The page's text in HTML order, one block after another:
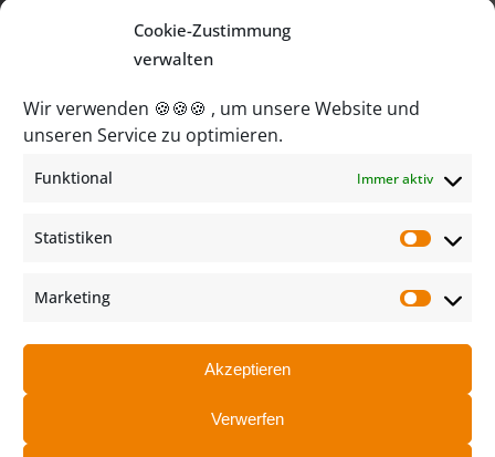
Cookie-Zustimmung
verwalten
Wir verwenden 🍪🍪🍪 , um unsere Website und
unseren Service zu optimieren.
Funktional Immer aktiv
Statistiken
Marketing
Akzeptieren
Verwerfen
ADRESSE
SPANGE.DE
Bahnstraße 2 • 45468 Mülheim a. d. Ruhr
zahn@spange.de